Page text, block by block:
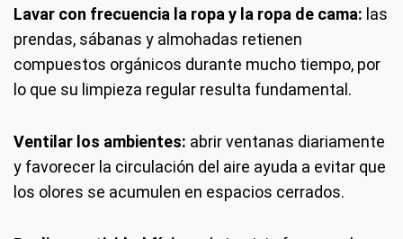
Lavar con frecuencia la ropa y la ropa de cama: las
prendas, sábanas y almohadas retienen
compuestos orgánicos durante mucho tiempo, por
lo que su limpieza regular resulta fundamental.
Ventilar los ambientes: abrir ventanas diariamente
y favorecer la circulación del aire ayuda a evitar que
los olores se acumulen en espacios cerrados.